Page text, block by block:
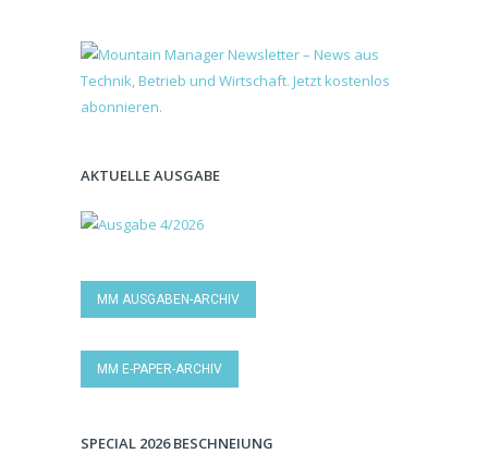
AKTUELLE AUSGABE
MM AUSGABEN-ARCHIV
MM E-PAPER-ARCHIV
SPECIAL 2026 BESCHNEIUNG